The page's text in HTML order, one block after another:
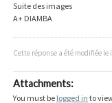
Suite des images
A+ DIAMBA
Cette réponse a été modifiée le
Attachments:
You must be logged in to